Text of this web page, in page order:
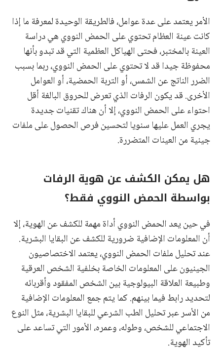
الأمر يعتمد على عدة عوامل، فالطريقة الوحيدة لمعرفة ما إذا
كانت عينة العظام تحتوي على الحمض النووي هي دراسة
العينة بالمختبر، فحتى الهياكل العظمية التي قد تبدو بأنها
محفوظة جيدا قد لا تحتوي على الحمض النووي، ربما بسبب
الضرر الناتج عن الشمس، أو التربة الحمضية، أو العوامل
الأخرى. قد يكون الرفات الذي تعرض للحروق البالغة أقل
احتواء على الحمض النووي، إلا أن هناك تقنيات جديدة
يجري العمل عليها سنويا لتحسين فرص الحصول على ملفات
جينية من العينات المتضررة.
هل يمكن الكشف عن هوية الرفات
بواسطة الحمض النووي فقط؟
في حين يعد الحمض النووي أداة مهمة للكشف عن الهوية، إلا
أن المعلومات الإضافية ضرورية للكشف عن البقايا البشرية.
عند تحليل ملفات الحمض النووي، يعتمد الاختصاصيون
الجينيون على المعلومات الخاصة بخلفية الشخص العرقية
وطبيعة العلاقة البيولوجية بين الشخص المفقود وأقربائه
لتحديد رابط فيما بينهم. كما يتم جمع المعلومات الإضافية
من الأسر عبر تحليل الطب الشرعي للبقايا البشرية، مثل النوع
الاجتماعي للشخص، وطوله، وعمره، الأمور التي تساعد على
تأكيد الهوية.